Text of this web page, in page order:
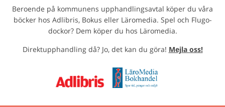
Beroende på kommunens upphandlingsavtal köper du våra
böcker hos Adlibris, Bokus eller Läromedia. Spel och Flugo-
dockor? Dem köper du hos Läromedia.
Direktupphandling då? Jo, det kan du göra! Mejla oss!